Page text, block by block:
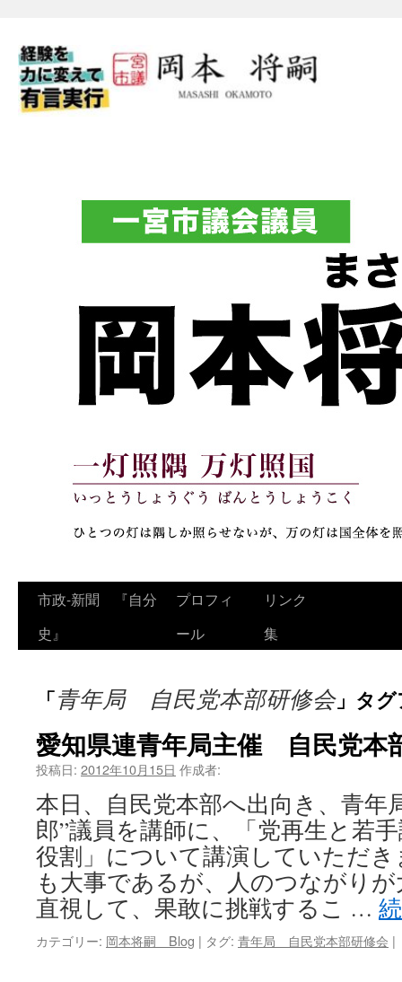
コ
へ
ス
キ
プ
市政‐新聞 『自分
史』
プロフィ
ール
リンク
集
「青年局 自民党本部研修会」タ
愛知県連青年局主催 自民党本
投稿日: 2012年10月15日 作成者:
本日、自民党本部へ出向き、青年
郎”議員を講師に、「党再生と若
役割」について講演していただ
も大事であるが、人のつながり
直視して、果敢に挑戦するこ …
カテゴリー: 岡本将嗣 Blog | タグ: 青年局 自民党本部研修会 |